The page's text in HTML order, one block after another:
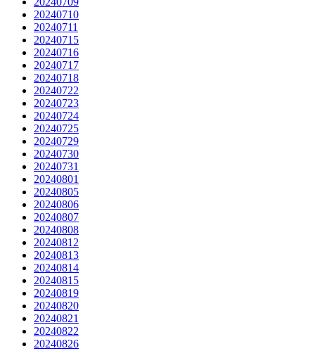
20240710
20240711
20240715
20240716
20240717
20240718
20240722
20240723
20240724
20240725
20240729
20240730
20240731
20240801
20240805
20240806
20240807
20240808
20240812
20240813
20240814
20240815
20240819
20240820
20240821
20240822
20240826